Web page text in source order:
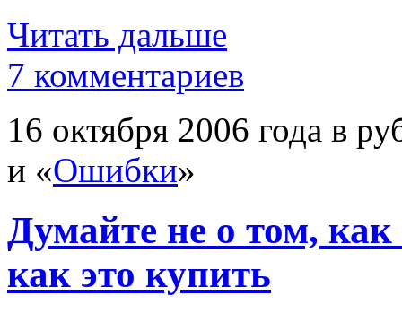
Читать дальше
7 комментариев
16 октября 2006 года в
и «Ошибки»
Думайте не о том, как
как это купить